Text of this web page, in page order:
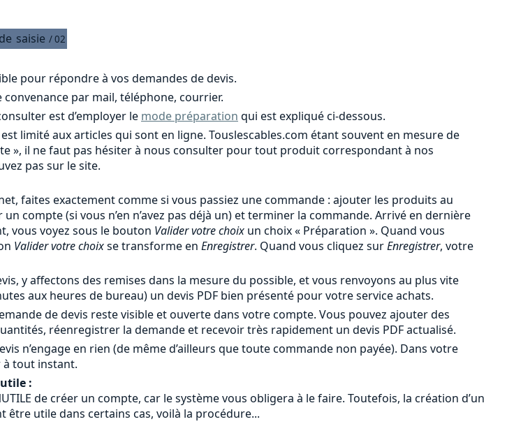
de saisie / 02
pour répondre à vos demandes de devis.
par mail, téléphone, courrier.
est d’employer le mode préparation qui est expliqué ci-dessous.
limité aux articles qui sont en ligne. Touslescables.com étant souvent en mesure de
», il ne faut pas hésiter à nous consulter pour tout produit correspondant à nos
pas sur le site.
faites exactement comme si vous passiez une commande : ajouter les produits au
compte (si vous n’en n’avez pas déjà un) et terminer la commande. Arrivé en dernière
vous voyez sous le bouton Valider votre choix un choix « Préparation ». Quand vous
Valider votre choixse transforme en Enregistrer. Quand vous cliquez surEnregistrer, votre
y affectons des remises dans la mesure du possible, et vous renvoyons au plus vite
aux heures de bureau) un devis PDF bien présenté pour votre service achats.
de devis reste visible et ouverte dans votre compte. Vous pouvez ajouter des
réenregistrer la demande et recevoir très rapidement un devis PDF actualisé.
n’engage en rien (de même d’ailleurs que toute commande non payée). Dans votre
à tout instant.
:
de créer un compte, car le système vous obligera à le faire. Toutefois, la création d’un
être utile dans certains cas, voilà la procédure...